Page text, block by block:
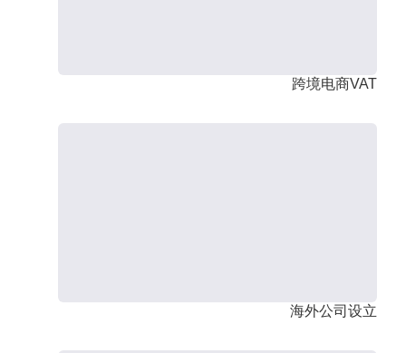
跨境电商VAT
海外公司设立